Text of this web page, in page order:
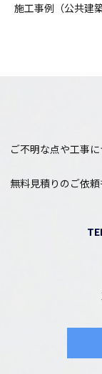
施工事例（公共建
ご不明な点や工事
無料見積りのご依